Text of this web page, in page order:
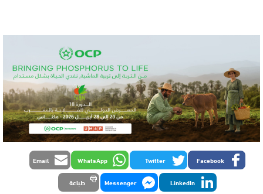
Facebook
Twitter
WhatsApp
Email
LinkedIn
Messenger طباعة